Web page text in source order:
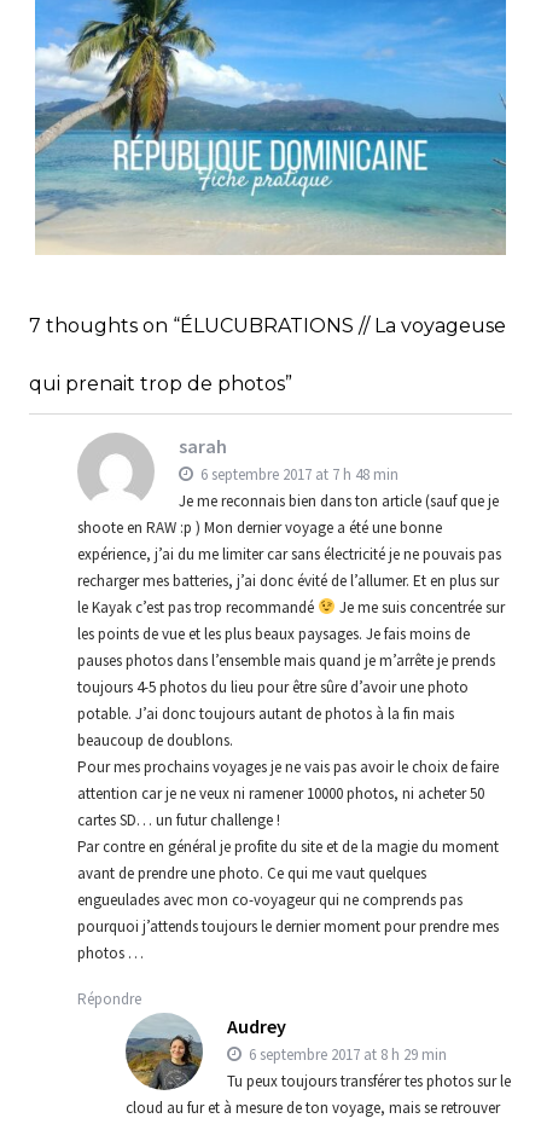
D’OCHE
Audrey Blog,Europe
RÉPUBLIQUE DOMINICAINE // FICHE
Blog ,Bons plans
7 thoughts on “ÉLUCUBRATIONS // La voyageuse
qui prenait trop de photos”
sarah
6 septembre 2017 at 7 h 48 min
Je me reconnais bien dans ton article (sauf que je
shoote en RAW :p ) Mon dernier voyage a été une bonne
expérience, j’ai du me limiter car sans électricité je ne pouvais pas
recharger mes batteries, j’ai donc évité de l’allumer. Et en plus sur
le Kayak c’est pas trop recommandé
Je me suis concentrée sur
les points de vue et les plus beaux paysages. Je fais moins de
pauses photos dans l’ensemble mais quand je m’arrête je prends
toujours 4-5 photos du lieu pour être sûre d’avoir une photo
potable. J’ai donc toujours autant de photos à la fin mais
beaucoup de doublons.
Pour mes prochains voyages je ne vais pas avoir le choix de faire
attention car je ne veux ni ramener 10000 photos, ni acheter 50
cartes SD… un futur challenge !
Par contre en général je profite du site et de la magie du moment
avant de prendre une photo. Ce qui me vaut quelques
engueulades avec mon co-voyageur qui ne comprends pas
pourquoi j’attends toujours le dernier moment pour prendre mes
photos …
Répondre
Audrey
6 septembre 2017 at 8 h 29 min
Tu peux toujours transférer tes photos sur le
cloud au fur et à mesure de ton voyage, mais se retrouver